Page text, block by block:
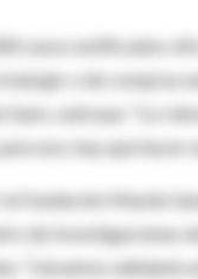
casos notificados
o de compras
subraya: "Lo
eso, hay que
Fundación Mundo
de Investigaciones
"Llevamos adelante